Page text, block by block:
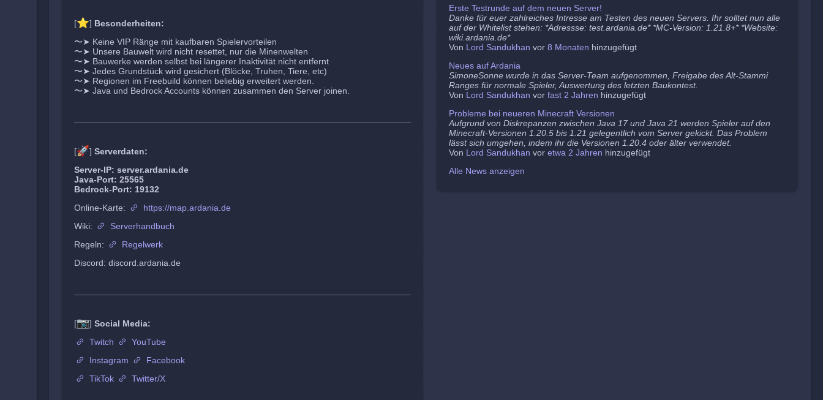
[⭐] Besonderheiten:
〜➤ Keine VIP Ränge mit kaufbaren Spielervorteilen
〜➤ Unsere Bauwelt wird nicht resettet, nur die Minenwelten
〜➤ Bauwerke werden selbst bei längerer Inaktivität nicht entfernt
〜➤ Jedes Grundstück wird gesichert (Blöcke, Truhen, Tiere, etc)
〜➤ Regionen im Freebuild können beliebig erweitert werden.
〜➤ Java und Bedrock Accounts können zusammen den Server joinen.
[🚀] Serverdaten:
Server-IP: server.ardania.de
Java-Port: 25565
Bedrock-Port: 19132
Online-Karte:
https://map.ardania.de
Wiki:
Serverhandbuch
Regeln:
Regelwerk
Discord: discord.ardania.de
[📷] Social Media:
Twitch
YouTube
Instagram
Facebook
TikTok
Twitter/X
Erste Testrunde auf dem neuen Server!
Danke für euer zahlreiches Intresse am Testen des neuen Servers. Ihr solltet nun alle
auf der Whitelist stehen: *Adressse: test.ardania.de* *MC-Version: 1.21.8+* *Website:
wiki.ardania.de*
Von Lord Sandukhan vor 8 Monaten hinzugefügt
Neues auf Ardania
SimoneSonne wurde in das Server-Team aufgenommen, Freigabe des Alt-Stammi
Ranges für normale Spieler, Auswertung des letzten Baukontest.
Von Lord Sandukhan vor fast 2 Jahren hinzugefügt
Probleme bei neueren Minecraft Versionen
Aufgrund von Diskrepanzen zwischen Java 17 und Java 21 werden Spieler auf den
Minecraft-Versionen 1.20.5 bis 1.21 gelegentlich vom Server gekickt. Das Problem
lässt sich umgehen, indem ihr die Versionen 1.20.4 oder älter verwendet.
Von Lord Sandukhan vor etwa 2 Jahren hinzugefügt
Alle News anzeigen